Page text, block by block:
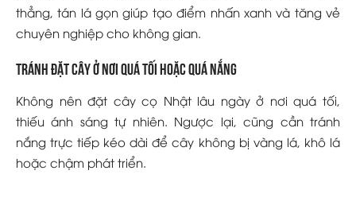
thẳng, tán lá gọn giúp tạo điểm nhấn xanh và tăng vẻ
chuyên nghiệp cho không gian.
Tránh đặt cây ở nơi quá tối hoặc quá nắng
Không nên đặt cây cọ Nhật lâu ngày ở nơi quá tối,
thiếu ánh sáng tự nhiên. Ngược lại, cũng cần tránh
nắng trực tiếp kéo dài để cây không bị vàng lá, khô lá
hoặc chậm phát triển.